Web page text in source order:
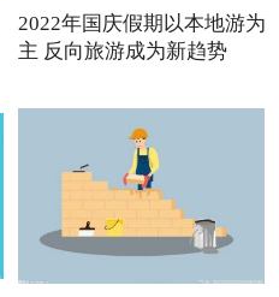
2022年国庆假期以本地游为
主 反向旅游成为新趋势